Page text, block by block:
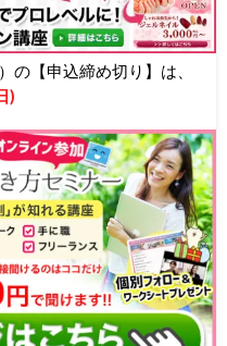
【申込締め切り】は、
)